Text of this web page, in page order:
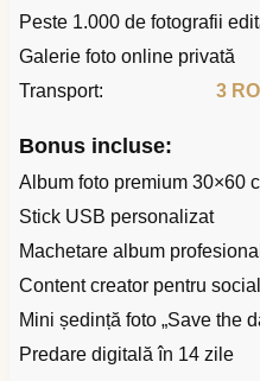
Peste 1.000 de fotografii
Galerie foto online privată
Transport:
3
Bonus incluse:
Album foto premium 30×60
Stick USB personalizat
Machetare album
Content creator pentru
Mini ședință foto „Save the
Predare digitală în 14 zile